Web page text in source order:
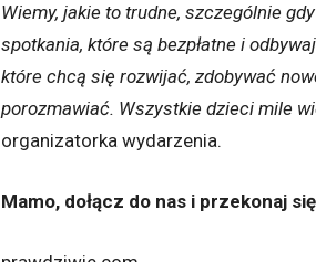
Wiemy, jakie to trudne, szczególnie
spotkania, które są bezpłatne i
które chcą się rozwijać, zdobywać
porozmawiać. Wszystkie dzieci mile
organizatorka wydarzenia.
Mamo, dołącz do nas i przekonaj